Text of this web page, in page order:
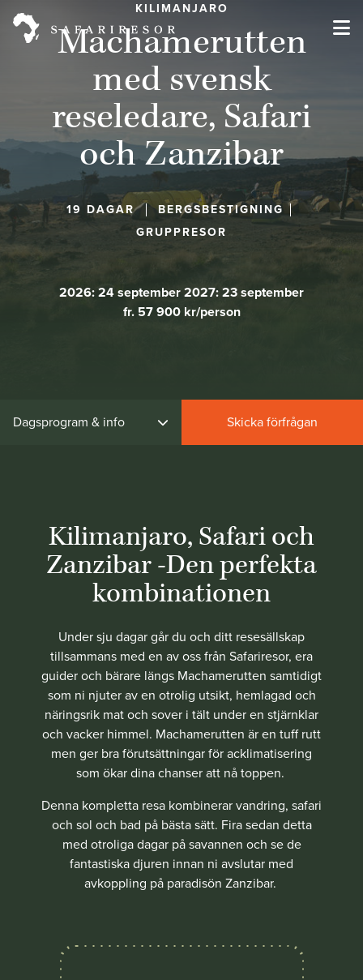
KILIMANJARO
Machamerutten
med svensk
reseledare, Safari
och Zanzibar
19 DAGAR
BERGSBESTIGNING
GRUPPRESOR
2026: 24 september 2027: 23 september
fr. 57 900 kr/person
Dagsprogram & info Skicka förfrågan
Kilimanjaro, Safari och
Zanzibar -Den perfekta
kombinationen
Under sju dagar går du och ditt resesällskap
tillsammans med en av oss från Safariresor, era
guider och bärare längs Machamerutten samtidigt
som ni njuter av en otrolig utsikt, hemlagad och
näringsrik mat och sover i tält under en stjärnklar
och vacker himmel. Machamerutten är en tuff rutt
men ger bra förutsättningar för acklimatisering
som ökar dina chanser att nå toppen.
Denna kompletta resa kombinerar vandring, safari
och sol och bad på bästa sätt. Fira sedan detta
med otroliga dagar på savannen och se de
fantastiska djuren innan ni avslutar med
avkoppling på paradisön Zanzibar.